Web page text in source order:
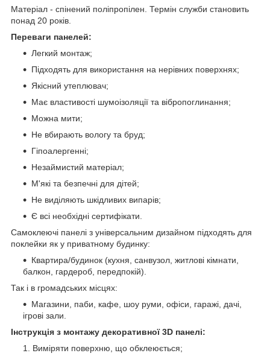
Матеріал - спінений поліпропілен. Термін служби становить
понад 20 років.
Переваги панелей:
Легкий монтаж;
Підходять для використання на нерівних поверхнях;
Якісний утеплювач;
Має властивості шумоізоляції та вібропоглинання;
Можна мити;
Не вбирають вологу та бруд;
Гіпоалергенні;
Незаймистий матеріал;
М'які та безпечні для дітей;
Не виділяють шкідливих випарів;
Є всі необхідні сертифікати.
Самоклеючі панелі з універсальним дизайном підходять для
поклейки як у приватному будинку:
Квартира/будинок (кухня, санвузол, житлові кімнати,
балкон, гардероб, передпокій).
Так і в громадських місцях:
Магазини, паби, кафе, шоу руми, офіси, гаражі, дачі,
ігрові зали.
Інструкція з монтажу декоративної 3D панелі:
Виміряти поверхню, що обклеюється;